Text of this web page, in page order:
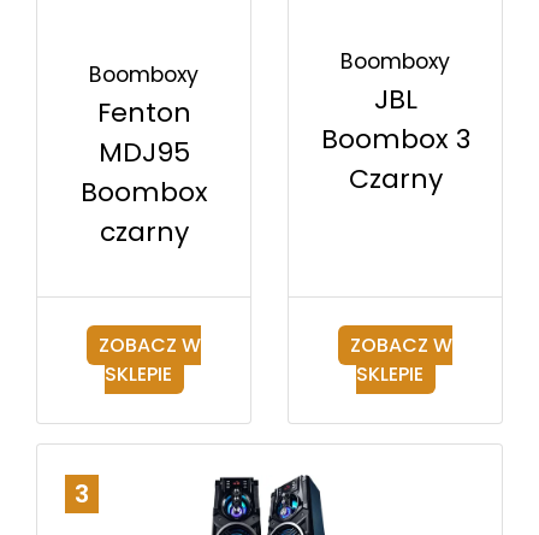
Boomboxy
Fenton
MDJ95
Boombox
czarny
ZOBACZ W
SKLEPIE
Boomboxy
JBL
Boombox 3
Czarny
ZOBACZ W
SKLEPIE
3